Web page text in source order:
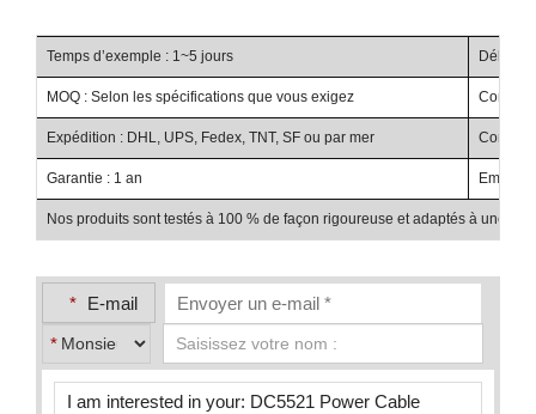
Temps d’exemple : 1~5 jours Délai
MOQ : Selon les spécifications que vous exigez
Expédition : DHL, UPS, Fedex, TNT, SF ou par mer
Garantie : 1 an
Nos produits sont testés à 100 % de façon rigoureuse et adaptés à une
* E-mail
*